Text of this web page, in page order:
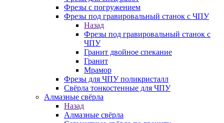
Фрезы с погружением
Фрезы под гравировальный станок с ЧПУ
Назад
Фрезы под гравировальный станок с
ЧПУ
Гранит двойное спекание
Гранит
Мрамор
Фрезы для ЧПУ поликристалл
Свёрла тонкостенные для ЧПУ
Алмазные свёрла
Назад
Алмазные свёрла